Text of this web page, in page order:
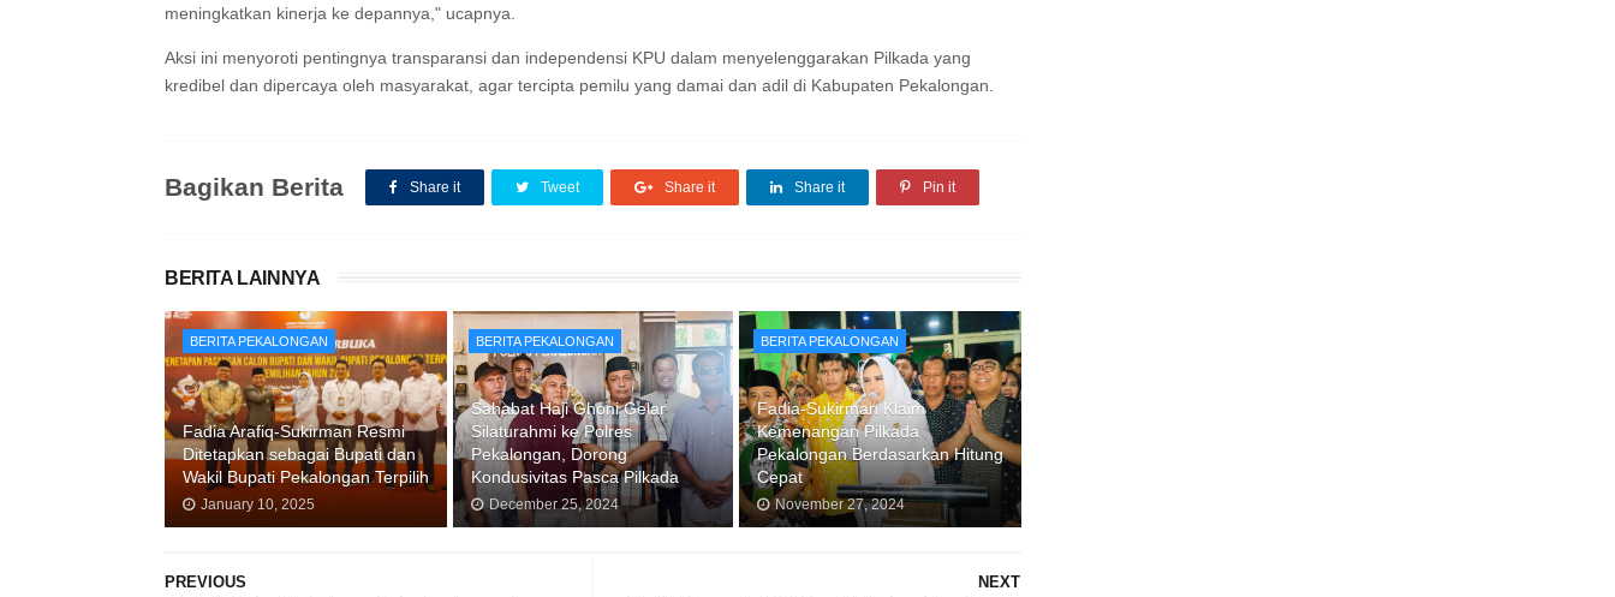
meningkatkan kinerja ke depannya," ucapnya.
Aksi ini menyoroti pentingnya transparansi dan independensi KPU dalam menyelenggarakan Pilkada yang
kredibel dan dipercaya oleh masyarakat, agar tercipta pemilu yang damai dan adil di Kabupaten Pekalongan.
Bagikan Berita Share it Tweet Share it Share it Pin it
BERITA LAINNYA
BERITA PEKALONGAN
Fadia Arafiq-Sukirman Resmi
Ditetapkan sebagai Bupati dan
Wakil Bupati Pekalongan Terpilih
January 10, 2025
BERITA PEKALONGAN
Sahabat Haji Ghoni Gelar
Silaturahmi ke Polres
Pekalongan, Dorong
Kondusivitas Pasca Pilkada
December 25, 2024
BERITA PEKALONGAN
Fadia-Sukirman Klaim
Kemenangan Pilkada
Pekalongan Berdasarkan Hitung
Cepat
November 27, 2024
NEXT
PREVIOUS